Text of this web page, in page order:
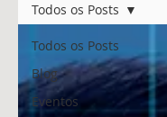
Todos os Posts
Blog
Eventos
Todos os Posts